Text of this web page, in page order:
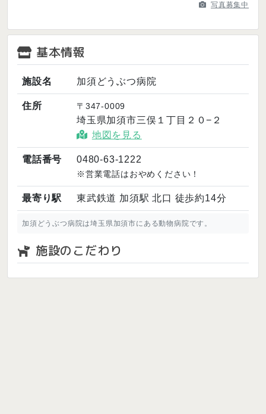
写真募集中
基本情報
施設名 加須どうぶつ病院
住所 〒347-0009
埼玉県加須市三俣１丁目２０−２
地図を見る
電話番号 0480-63-1222
※営業電話はおやめください！
最寄り駅 東武鉄道 加須駅 北口 徒歩約14分
加須どうぶつ病院は埼玉県加須市にある動物病院です。
施設のこだわり